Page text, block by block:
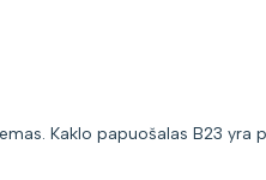
Kaklo papuošalas B23